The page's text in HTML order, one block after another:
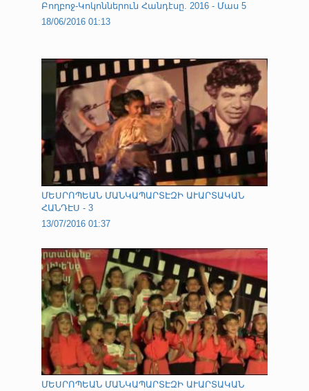
Բողբոջ-Կոկոններուն Հանդէսը. 2016 - Մաս 5
18/06/2016 01:13
ՄԵՍՐՈՊԵԱՆ ՄԱՆԿԱՊԱՐՏԷԶԻ ԱՒԱՐՏԱԿԱՆ
ՀԱՆԴԷՍ - 3
13/07/2016 01:37
ՄԵՍՐՈՊԵԱՆ ՄԱՆԿԱՊԱՐՏԷԶԻ ԱՒԱՐՏԱԿԱՆ